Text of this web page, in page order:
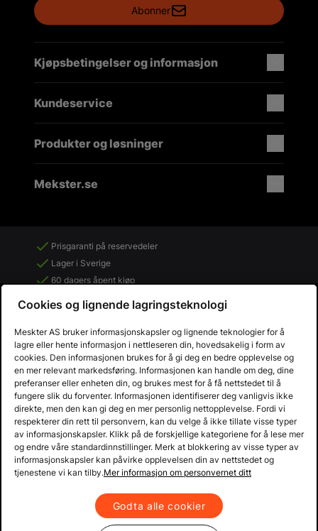
Abonner
Kjøpsbetingelser og informasjon
Kundeservice
Produkter og løsninger
Mekster.se
Prisgaranti på reservedeler
Lager i Sverige
60 dagers åpent kjøp
Gratis returer
Copyright © 2013 - 2026 Mekster.no
KjøpsvilkårPersonvern
Cookies og lignende lagringsteknologi
Meskter AS bruker informasjonskapsler og lignende teknologier for å
lagre eller hente informasjon i nettleseren din, hovedsakelig i form av
cookies. Den informasjonen brukes for å gi deg en bedre opplevelse og
en mer relevant markedsføring. Informasjonen kan handle om deg, dine
preferanser eller enheten din, og brukes mest for å få nettstedet til å
fungere slik du forventer. Informasjonen identifiserer deg vanligvis ikke
direkte, men den kan gi deg en mer personlig nettopplevelse. Fordi vi
respekterer din rett til personvern, kan du velge å ikke tillate visse typer
av informasjonskapsler. Klikk på de forskjellige kategoriene for å lese mer
og endre våre standardinnstillinger. Merk at blokkering av visse typer av
informasjonskapsler kan påvirke opplevelsen din av nettstedet og
tjenestene vi kan tilby.Mer informasjon om personvernet ditt
Godta alle cookier